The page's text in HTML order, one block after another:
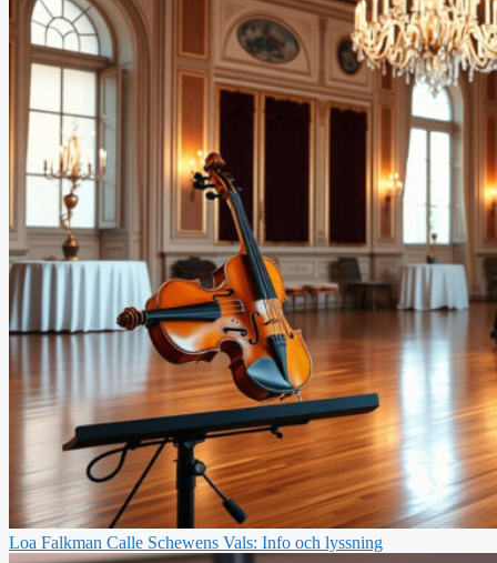
Loa Falkman Calle Schewens Vals: Info och lyssning